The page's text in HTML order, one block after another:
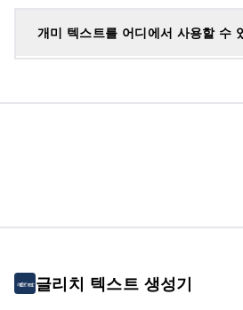
개미 텍스트를 어디에서 사용할 수
글리치 텍스트 생성기